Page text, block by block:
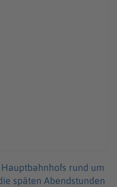
rund um
späten Abendstunden